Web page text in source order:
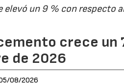
elevó un 9 % con respecto
crece un
de 2026
08/2026